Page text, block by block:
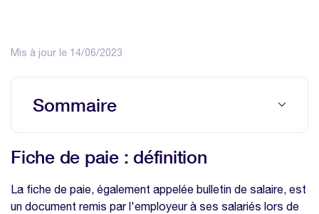
Mis à jour le 14/06/2023
Sommaire
Pourquoi est-elle importante ?
Automatisez les calculs et garantissez la
transparence des salaire grâce à notre
Fiche de paie : définition
La fiche de paie, également appelée bulletin de salaire, est
un document remis par l'employeur à ses salariés lors de